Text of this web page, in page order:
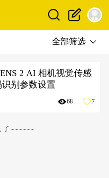
全部筛选
2 AI 相机视觉传感
别参数设置
68 7
了------